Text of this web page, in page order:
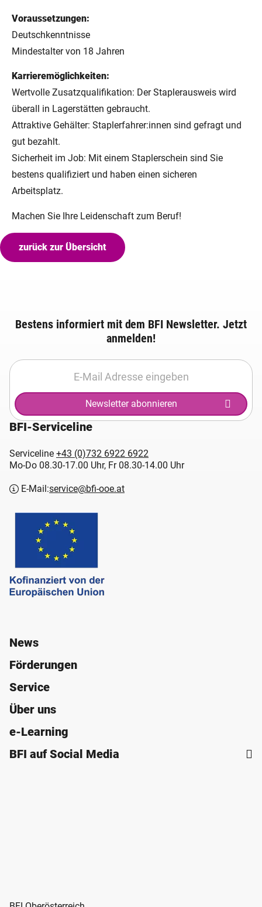
Voraussetzungen:
Deutschkenntnisse
Mindestalter von 18 Jahren
Karrieremöglichkeiten:
Wertvolle Zusatzqualifikation: Der Staplerausweis wird
überall in Lagerstätten gebraucht.
Attraktive Gehälter: Staplerfahrer:innen sind gefragt und
gut bezahlt.
Sicherheit im Job: Mit einem Staplerschein sind Sie
bestens qualifiziert und haben einen sicheren
Arbeitsplatz.
Machen Sie Ihre Leidenschaft zum Beruf!
zurück zur Übersicht
Bestens informiert mit dem BFI Newsletter. Jetzt
anmelden!
Newsletter abonnieren
BFI-Serviceline
Serviceline +43 (0)732 6922 6922
Mo-Do 08.30-17.00 Uhr, Fr 08.30-14.00 Uhr
E-Mail:service@bfi-ooe.at
News
Förderungen
Service
Über uns
e-Learning
BFI auf Social Media